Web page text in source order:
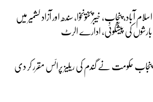
اسلام آباد، پنجاب، خیبرپختونخوا، سندھ اور آزاد کشمیر میں
بارشوں کی پیشگوئی، ادارے الرٹ
پنجاب حکومت نے گندم کی ریلیز پرائس مقرر کر دی‎